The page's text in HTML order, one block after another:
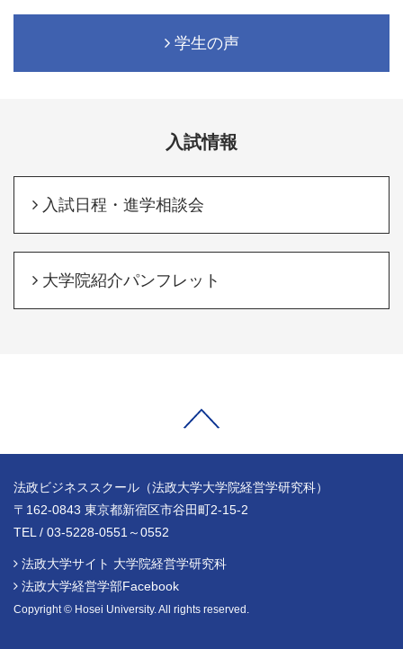
学生の声
入試情報
入試日程・進学相談会
大学院紹介パンフレット
法政ビジネススクール（法政大学大学院経営学研究科）
〒162-0843 東京都新宿区市谷田町2-15-2
TEL / 03-5228-0551～0552
法政大学サイト 大学院経営学研究科
法政大学経営学部Facebook
Copyright © Hosei University. All rights reserved.